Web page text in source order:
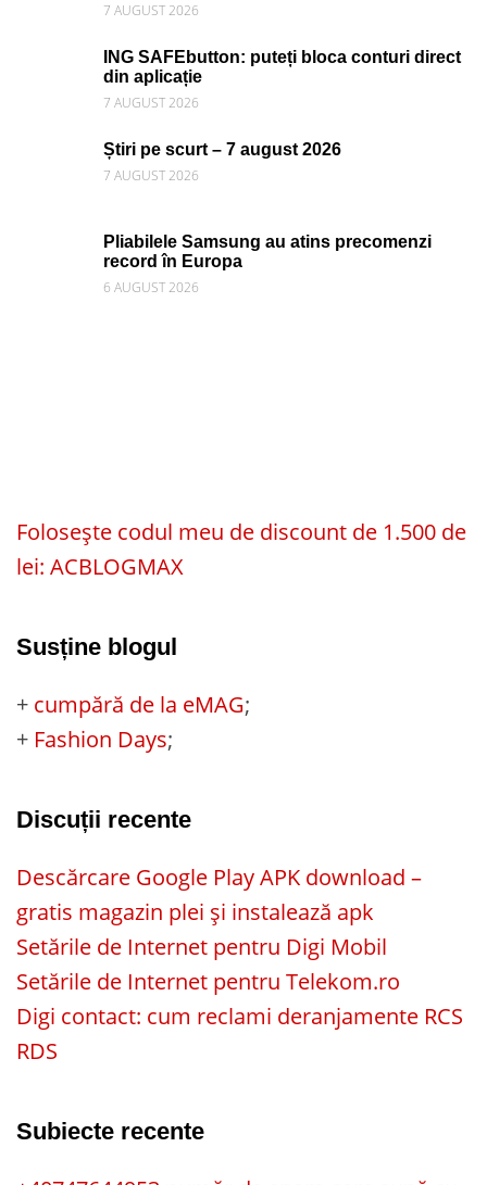
7 AUGUST 2026
ING SAFEbutton: puteți bloca conturi direct
din aplicație
7 AUGUST 2026
Știri pe scurt – 7 august 2026
7 AUGUST 2026
Pliabilele Samsung au atins precomenzi
record în Europa
6 AUGUST 2026
Folosește codul meu de discount de 1.500 de
lei: ACBLOGMAX
Susține blogul
+ cumpără de la eMAG;
+ Fashion Days;
Discuții recente
Descărcare Google Play APK download –
gratis magazin plei și instalează apk
Setările de Internet pentru Digi Mobil
Setările de Internet pentru Telekom.ro
Digi contact: cum reclami deranjamente RCS
RDS
Subiecte recente